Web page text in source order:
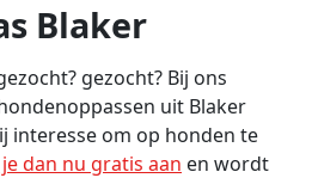
Blaker
gezocht? Bij ons
uit Blaker
interesse om op honden te
dan nu gratis aan en wordt